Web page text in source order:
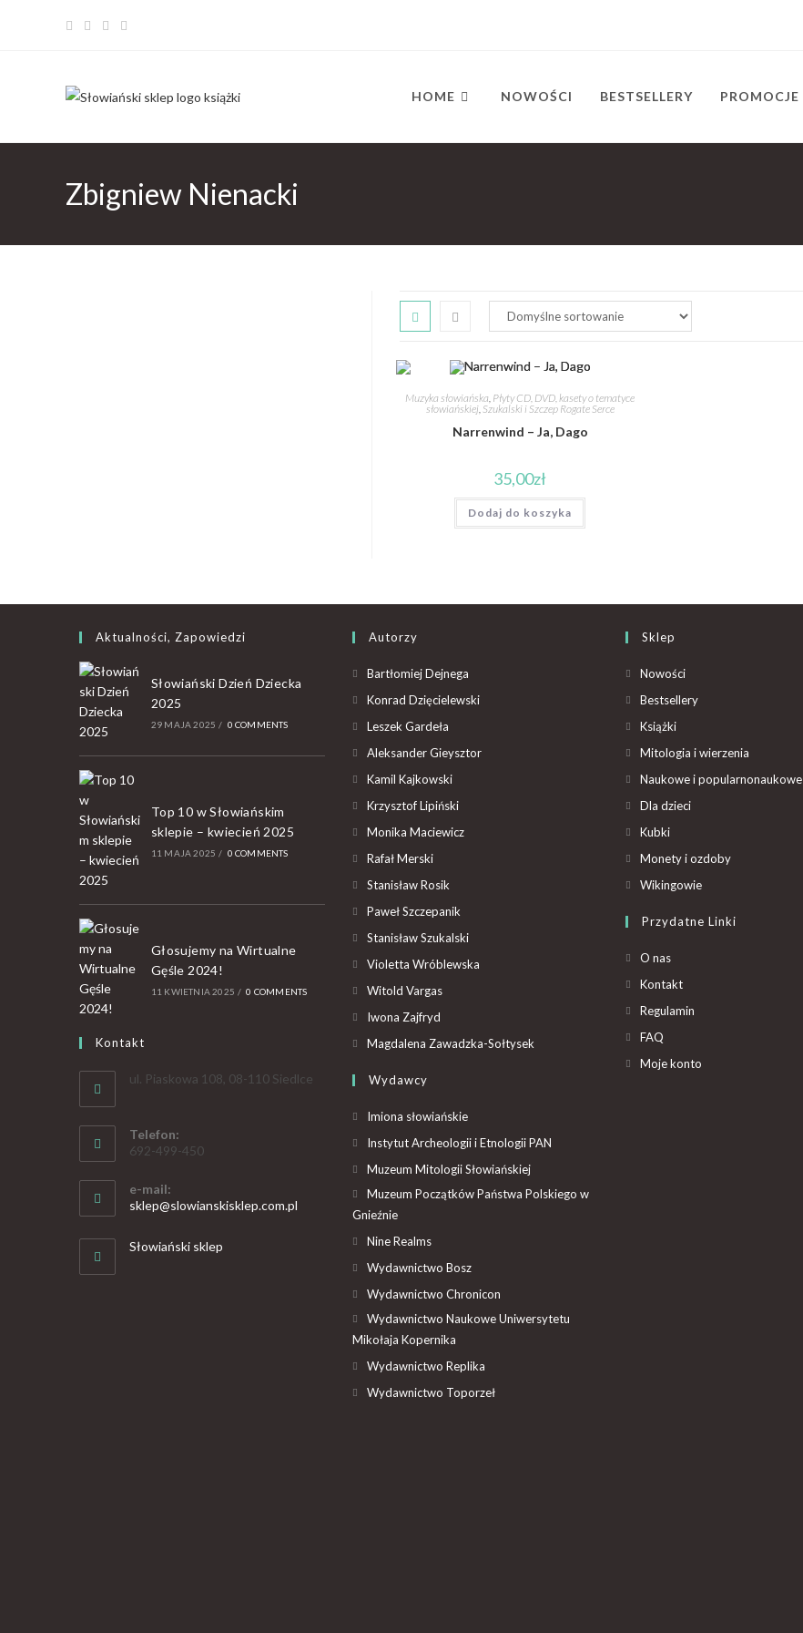
HOME NOWOŚCI BESTSELLERY PROMOCJE
Zbigniew Nienacki
Muzyka słowiańska, Płyty CD, DVD, kasety o tematyce
słowiańskiej, Szukalski i Szczep Rogate Serce
Narrenwind – Ja, Dago
35,00zł
Dodaj do koszyka
Aktualności, Zapowiedzi
Słowiański Dzień Dziecka
2025
29 MAJA 2025 / 0 COMMENTS
Top 10 w Słowiańskim
sklepie – kwiecień 2025
11 MAJA 2025 / 0 COMMENTS
Głosujemy na Wirtualne
Gęśle 2024!
11 KWIETNIA 2025 / 0 COMMENTS
Kontakt
ul. Piaskowa 108, 08-110 Siedlce
Telefon:
692-499-450
e-mail:
sklep@slowianskisklep.com.pl
Słowiański sklep
Autorzy
Bartłomiej Dejnega
Konrad Dzięcielewski
Leszek Gardeła
Aleksander Gieysztor
Kamil Kajkowski
Krzysztof Lipiński
Monika Maciewicz
Rafał Merski
Stanisław Rosik
Paweł Szczepanik
Stanisław Szukalski
Violetta Wróblewska
Witold Vargas
Iwona Zajfryd
Magdalena Zawadzka-Sołtysek
Wydawcy
Imiona słowiańskie
Instytut Archeologii i Etnologii PAN
Muzeum Mitologii Słowiańskiej
Muzeum Początków Państwa Polskiego w
Gnieźnie
Nine Realms
Wydawnictwo Bosz
Wydawnictwo Chronicon
Wydawnictwo Naukowe Uniwersytetu
Mikołaja Kopernika
Wydawnictwo Replika
Wydawnictwo Toporzeł
Sklep
Nowości
Bestsellery
Książki
Mitologia i wierzenia
Naukowe i popularnonaukowe
Dla dzieci
Kubki
Monety i ozdoby
Wikingowie
Przydatne Linki
O nas
Kontakt
Regulamin
FAQ
Moje konto